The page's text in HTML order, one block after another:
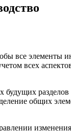
все элементы
всех
будущих
общих